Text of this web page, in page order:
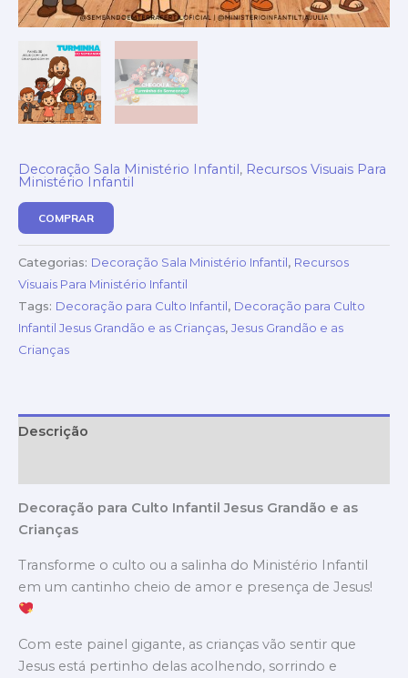
Decoração Sala Ministério Infantil , Recursos Visuais Para
Ministério Infantil
COMPRAR
Categorias: Decoração Sala Ministério Infantil, Recursos
Visuais Para Ministério Infantil
Tags: Decoração para Culto Infantil, Decoração para Culto
Infantil Jesus Grandão e as Crianças, Jesus Grandão e as
Crianças
Descrição
Decoração para Culto Infantil Jesus Grandão e as
Crianças
Transforme o culto ou a salinha do Ministério Infantil
em um cantinho cheio de amor e presença de Jesus!
Com este painel gigante, as crianças vão sentir que
Jesus está pertinho delas acolhendo, sorrindo e